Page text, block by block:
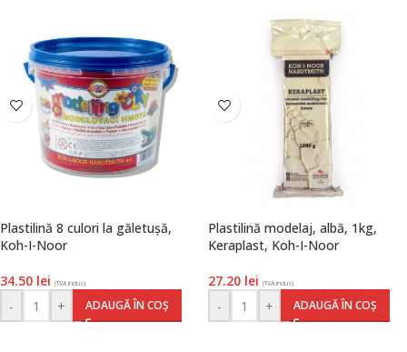
Plastilină 8 culori la găletușă,
Koh-I-Noor
34.50 lei (TVA inclus)
- + ADAUGĂ ÎN COȘ
Plastilină modelaj, albă, 1kg,
Keraplast, Koh-I-Noor
27.20 lei (TVA inclus)
- + ADAUGĂ ÎN COȘ